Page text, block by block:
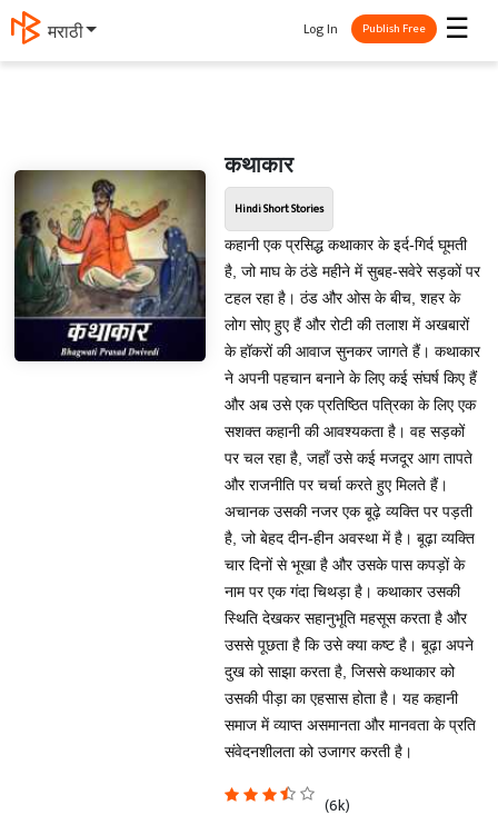
मराठी ☰
Log In Publish Free
कथाकार
Hindi Short Stories
कहानी एक प्रसिद्ध कथाकार के इर्द-गिर्द घूमती
है, जो माघ के ठंडे महीने में सुबह-सवेरे सड़कों पर
टहल रहा है। ठंड और ओस के बीच, शहर के
लोग सोए हुए हैं और रोटी की तलाश में अखबारों
के हॉकरों की आवाज सुनकर जागते हैं। कथाकार
ने अपनी पहचान बनाने के लिए कई संघर्ष किए हैं
और अब उसे एक प्रतिष्ठित पत्रिका के लिए एक
सशक्त कहानी की आवश्यकता है। वह सड़कों
पर चल रहा है, जहाँ उसे कई मजदूर आग तापते
और राजनीति पर चर्चा करते हुए मिलते हैं।
अचानक उसकी नजर एक बूढ़े व्यक्ति पर पड़ती
है, जो बेहद दीन-हीन अवस्था में है। बूढ़ा व्यक्ति
चार दिनों से भूखा है और उसके पास कपड़ों के
नाम पर एक गंदा चिथड़ा है। कथाकार उसकी
स्थिति देखकर सहानुभूति महसूस करता है और
उससे पूछता है कि उसे क्या कष्ट है। बूढ़ा अपने
दुख को साझा करता है, जिससे कथाकार को
उसकी पीड़ा का एहसास होता है। यह कहानी
समाज में व्याप्त असमानता और मानवता के प्रति
संवेदनशीलता को उजागर करती है।
(6k)